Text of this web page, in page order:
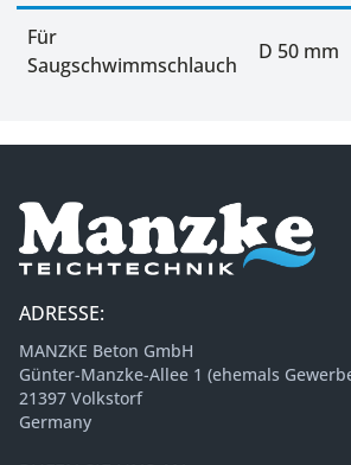
Für
Saugschwimmschlauch
D 50 mm
ADRESSE:
MANZKE Beton GmbH
Günter-Manzke-Allee 1 (ehemals
21397 Volkstorf
Germany